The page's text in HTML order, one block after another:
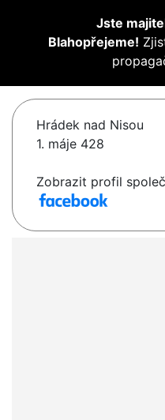
Jste
Blahopřejeme!
Hrádek nad Nisou
1. máje 428
Zobrazit profil